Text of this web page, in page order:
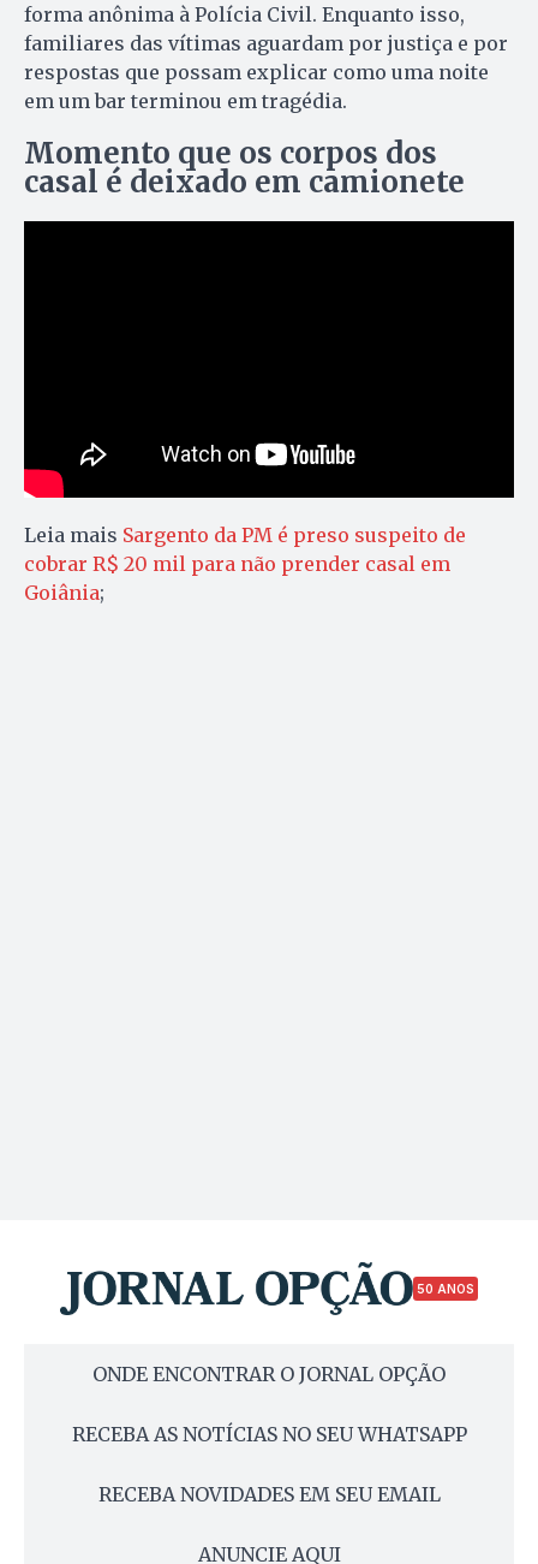
forma anônima à Polícia Civil. Enquanto isso,
familiares das vítimas aguardam por justiça e por
respostas que possam explicar como uma noite
em um bar terminou em tragédia.
Momento que os corpos dos
casal é deixado em camionete
Leia mais Sargento da PM é preso suspeito de
cobrar R$ 20 mil para não prender casal em
Goiânia;
50 ANOS
ONDE ENCONTRAR O JORNAL OPÇÃO
RECEBA AS NOTÍCIAS NO SEU WHATSAPP
RECEBA NOVIDADES EM SEU EMAIL
ANUNCIE AQUI